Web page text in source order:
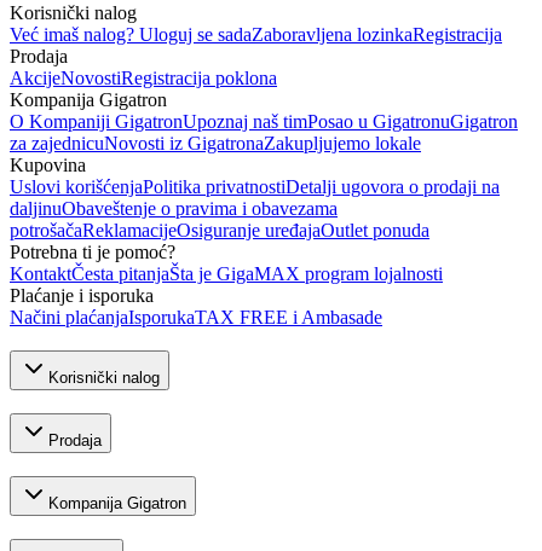
Korisnički nalog
Već imaš nalog? Uloguj se sadaZaboravljena lozinkaRegistracija
Prodaja
AkcijeNovostiRegistracija poklona
Kompanija Gigatron
O Kompaniji GigatronUpoznaj naš timPosao u GigatronuGigatron
za zajednicuNovosti iz GigatronaZakupljujemo lokale
Kupovina
Uslovi korišćenjaPolitika privatnostiDetalji ugovora o prodaji na
daljinuObaveštenje o pravima i obavezama
potrošačaReklamacijeOsiguranje uređajaOutlet ponuda
Potrebna ti je pomoć?
KontaktČesta pitanjaŠta je GigaMAX program lojalnosti
Plaćanje i isporuka
Načini plaćanjaIsporukaTAX FREE i Ambasade
Korisnički nalog
Prodaja
Kompanija Gigatron